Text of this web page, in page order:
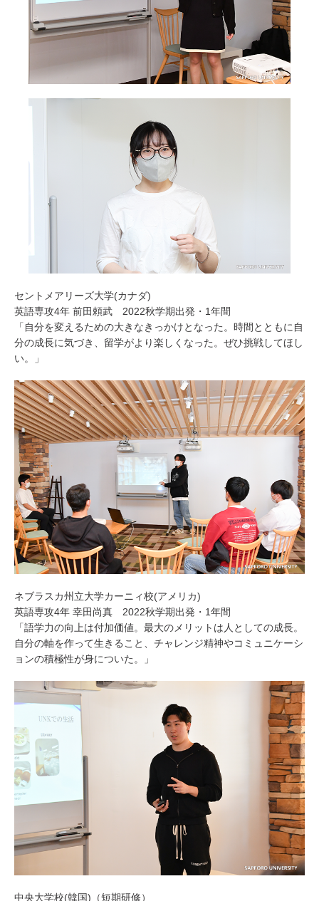
セントメアリーズ大学(カナダ)
英語専攻4年 前田頼武 2022秋学期出発・1年間
「自分を変えるための大きなきっかけとなった。時間とともに自
分の成長に気づき、留学がより楽しくなった。ぜひ挑戦してほし
い。」
ネブラスカ州立大学カーニィ校(アメリカ)
英語専攻4年 幸田尚真 2022秋学期出発・1年間
「語学力の向上は付加価値。最大のメリットは人としての成長。
自分の軸を作って生きること、チャレンジ精神やコミュニケーシ
ョンの積極性が身についた。」
中央大学校(韓国)（短期研修）